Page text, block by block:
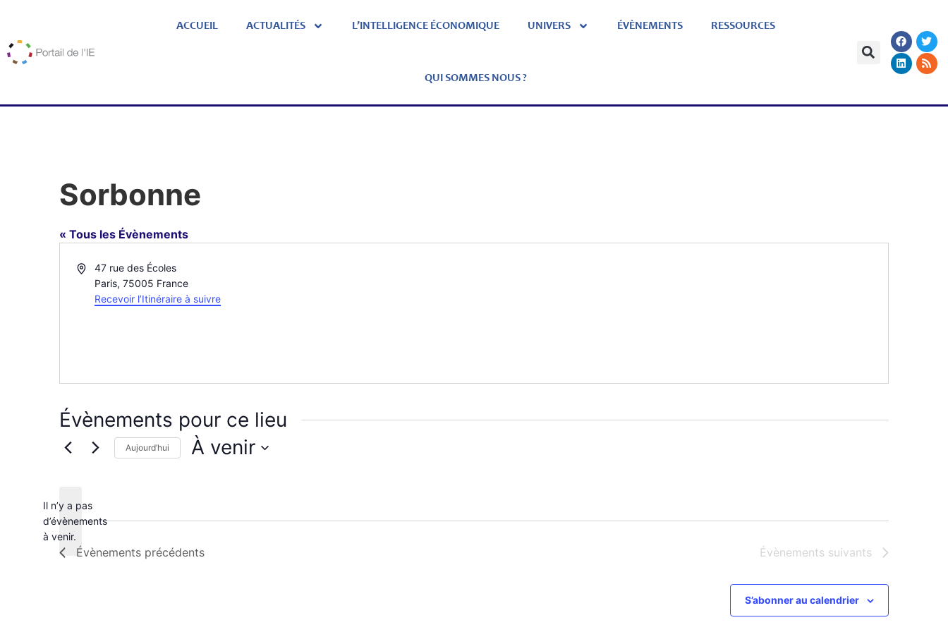
ACCUEIL ACTUALITÉS L’INTELLIGENCE ÉCONOMIQUE UNIVERS ÉVÈNEMENTS RESSOURCES
QUI SOMMES NOUS ?
Sorbonne
« Tous les Évènements
Adresse47 rue des Écoles
Paris, 75005 France
Recevoir l’Itinéraire à suivre
Évènements pour ce lieu
Notice
Il n’y a pas
d’évènements
à venir.
Aujourd’hui À venir
Évènements précédents Évènements suivants
S’abonner au calendrier